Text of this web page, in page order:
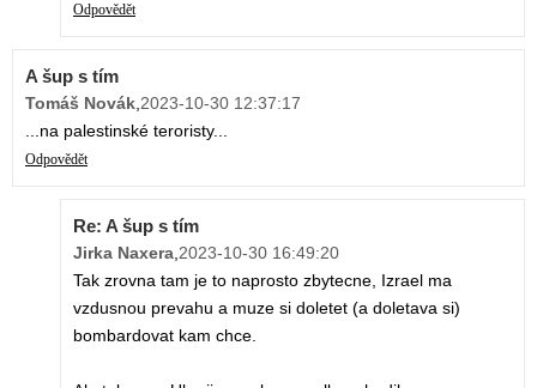
Odpovědět
A šup s tím
Tomáš Novák,2023-10-30 12:37:17
...na palestinské teroristy...
Odpovědět
Re: A šup s tím
Jirka Naxera,2023-10-30 16:49:20
Tak zrovna tam je to naprosto zbytecne, Izrael ma
vzdusnou prevahu a muze si doletet (a doletava si)
bombardovat kam chce.